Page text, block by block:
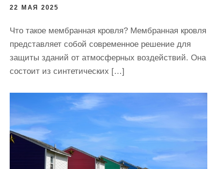
22 МАЯ 2025
Что такое мембранная кровля? Мембранная кровля
представляет собой современное решение для
защиты зданий от атмосферных воздействий. Она
состоит из синтетических […]